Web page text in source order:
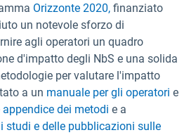
Orizzonte 2020, finanziato
un notevole sforzo di
agli operatori un quadro
d'impatto degli NbS e una solida
per valutare l'impatto
a un manuale per gli operatori e
appendice dei metodi e a
studi e delle pubblicazioni sulle